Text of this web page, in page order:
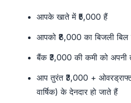
आपके खाते में ₹5,000 हैं
आपको ₹8,000 का बिजली बिल
बैंक ₹3,000 की कमी को अपनी
आप तुरंत ₹3,000 +
वार्षिक) के देनदार हो जाते हैं